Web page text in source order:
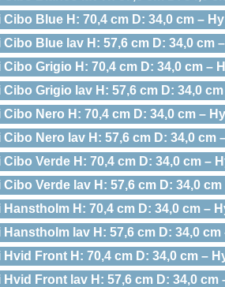
Blue H: 70,4 cm D: 34,0 cm –
Blue lav H: 57,6 cm D: 34,0 cm
Grigio H: 70,4 cm D: 34,0 cm –
Grigio lav H: 57,6 cm D: 34,0
Nero H: 70,4 cm D: 34,0 cm –
Nero lav H: 57,6 cm D: 34,0
Verde H: 70,4 cm D: 34,0 cm –
Verde lav H: 57,6 cm D: 34,0
H: 70,4 cm D: 34,0 cm –
lav H: 57,6 cm D: 34,0
Front H: 70,4 cm D: 34,0 cm –
Front lav H: 57,6 cm D: 34,0